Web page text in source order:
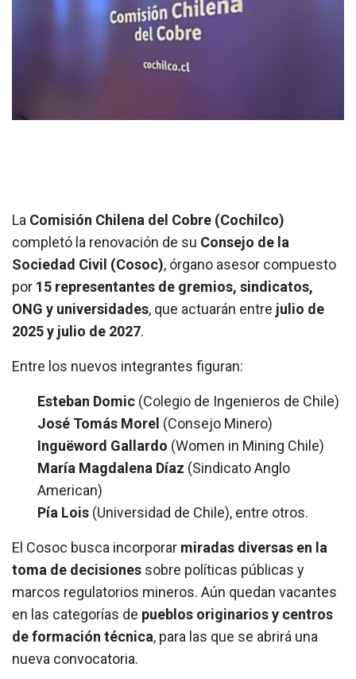
La Comisión Chilena del Cobre (Cochilco)
completó la renovación de su Consejo de la
Sociedad Civil (Cosoc), órgano asesor compuesto
por 15 representantes de gremios, sindicatos,
ONG y universidades, que actuarán entre julio de
2025 y julio de 2027.
Entre los nuevos integrantes figuran:
Esteban Domic (Colegio de Ingenieros de Chile)
José Tomás Morel (Consejo Minero)
Inguëword Gallardo (Women in Mining Chile)
María Magdalena Díaz (Sindicato Anglo
American)
Pía Lois (Universidad de Chile), entre otros.
El Cosoc busca incorporar miradas diversas en la
toma de decisiones sobre políticas públicas y
marcos regulatorios mineros. Aún quedan vacantes
en las categorías de pueblos originarios y centros
de formación técnica, para las que se abrirá una
nueva convocatoria.